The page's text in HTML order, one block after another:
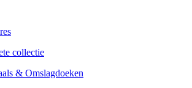
collectie
& Omslagdoeken